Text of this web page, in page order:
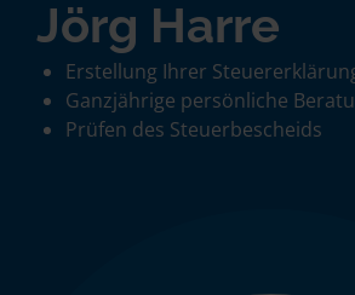
Jörg Harre
Erstellung Ihrer
Ganzjährige persönliche
Prüfen des Steuerbescheids